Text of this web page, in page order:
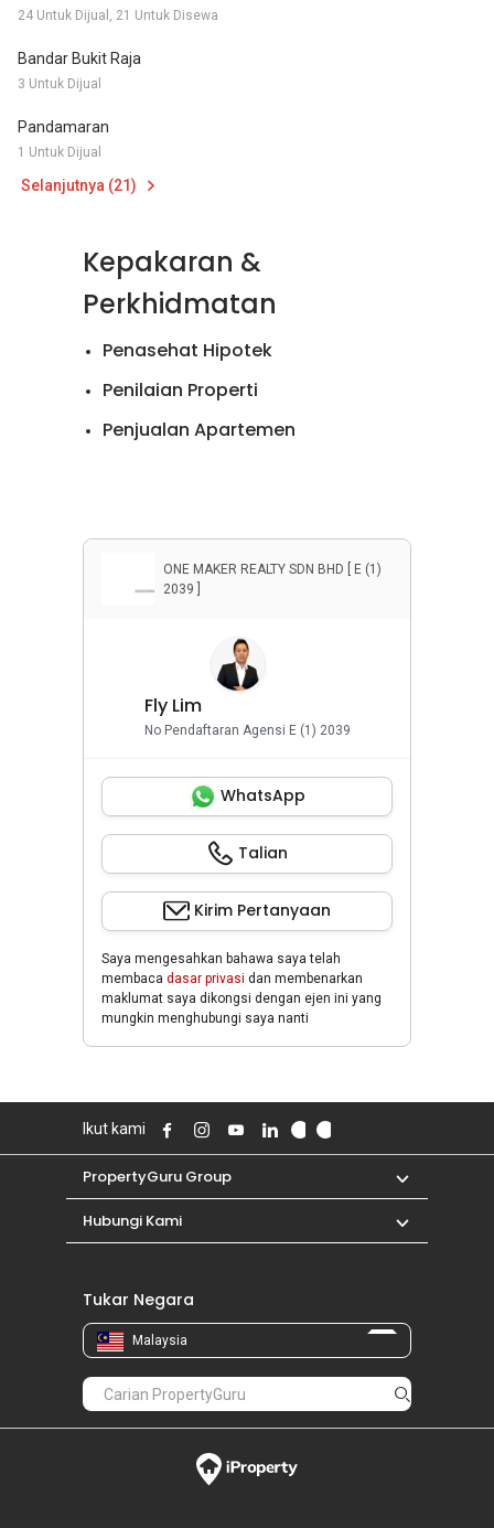
24 Untuk Dijual, 21 Untuk Disewa
Bandar Bukit Raja
3 Untuk Dijual
Pandamaran
1 Untuk Dijual
Selanjutnya (21)
Kepakaran &
Perkhidmatan
Penasehat Hipotek
Penilaian Properti
Penjualan Apartemen
ONE MAKER REALTY SDN BHD [ E (1)
2039 ]
Fly Lim
No Pendaftaran Agensi E (1) 2039
WhatsApp
Talian
Kirim Pertanyaan
Saya mengesahkan bahawa saya telah
membaca dasar privasi dan membenarkan
maklumat saya dikongsi dengan ejen ini yang
mungkin menghubungi saya nanti
Ikut kami
PropertyGuru Group
Hubungi Kami
Tukar Negara
Malaysia